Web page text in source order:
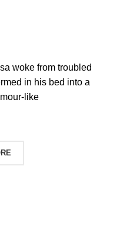
woke from troubled
in his bed into a
like.